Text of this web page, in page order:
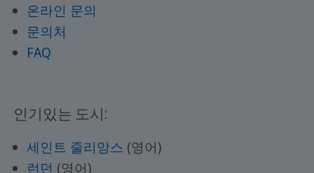
온라인 문의
문의처
FAQ
인기있는 도시:
세인트 줄리앙스 (영어)
런던 (영어)